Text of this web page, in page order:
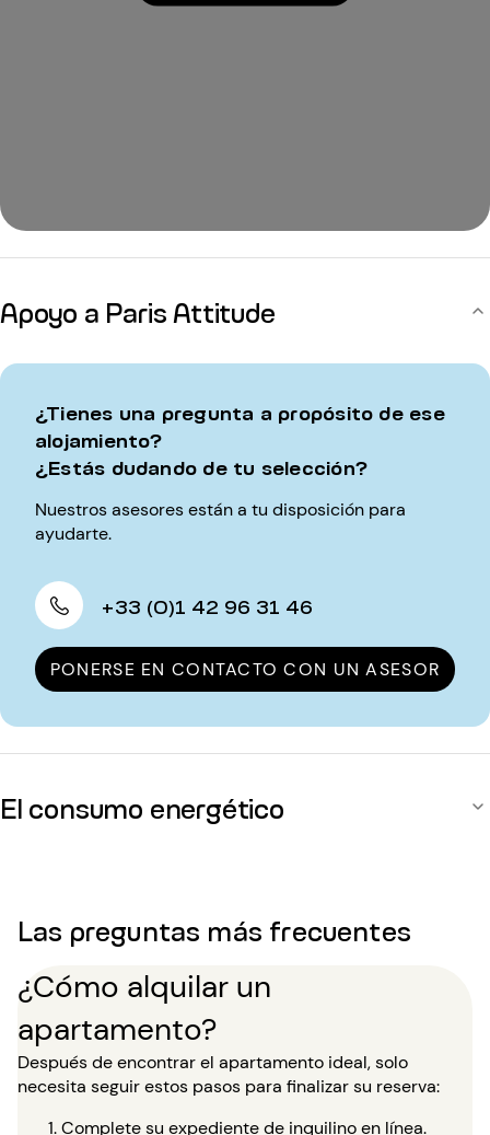
Apoyo a Paris Attitude
¿Tienes una pregunta a propósito de ese
alojamiento?
¿Estás dudando de tu selección?
Nuestros asesores están a tu disposición para
ayudarte.
+33 (0)1 42 96 31 46
PONERSE EN CONTACTO CON UN ASESOR
El consumo energético
Las preguntas más frecuentes
¿Cómo alquilar un
apartamento?
Después de encontrar el apartamento ideal, solo
necesita seguir estos pasos para finalizar su reserva:
Complete su expediente de inquilino en línea.